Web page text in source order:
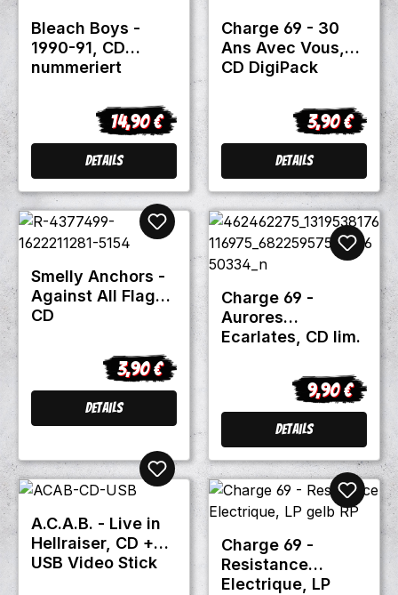
Bleach Boys -
1990-91, CD
nummeriert
Regulärer Preis:
14,90 €
Details
Charge 69 - 30
Ans Avec Vous,
CD DigiPack
Regulärer
3,90 €
Details
Smelly Anchors -
Against All Flags,
CD
Regulärer Preis:
3,90 €
Details
Charge 69 -
Aurores
Ecarlates, CD lim.
Regulärer
9,90 €
Details
A.C.A.B. - Live in
Hellraiser, CD +
USB Video Stick
Charge 69 -
Resistance
Electrique, LP